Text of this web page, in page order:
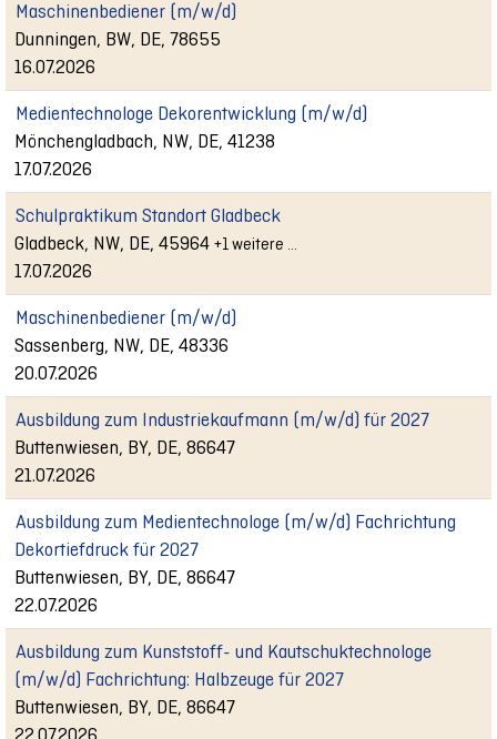
Maschinenbediener (m/w/d)
Dunningen, BW, DE, 78655
16.07.2026
Medientechnologe Dekorentwicklung (m/w/d)
Mönchengladbach, NW, DE, 41238
17.07.2026
Schulpraktikum Standort Gladbeck
Gladbeck, NW, DE, 45964 +1 weitere …
17.07.2026
Maschinenbediener (m/w/d)
Sassenberg, NW, DE, 48336
20.07.2026
Ausbildung zum Industriekaufmann (m/w/d) für 2027
Buttenwiesen, BY, DE, 86647
21.07.2026
Ausbildung zum Medientechnologe (m/w/d) Fachrichtung
Dekortiefdruck für 2027
Buttenwiesen, BY, DE, 86647
22.07.2026
Ausbildung zum Kunststoff- und Kautschuktechnologe
(m/w/d) Fachrichtung: Halbzeuge für 2027
Buttenwiesen, BY, DE, 86647